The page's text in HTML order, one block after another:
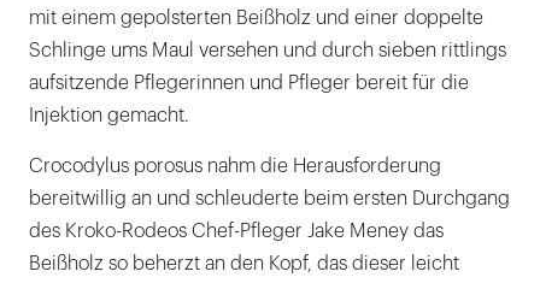
mit einem gepolsterten Beißholz und einer doppelte
Schlinge ums Maul versehen und durch sieben rittlings
aufsitzende Pflegerinnen und Pfleger bereit für die
Injektion gemacht.
Crocodylus porosus nahm die Herausforderung
bereitwillig an und schleuderte beim ersten Durchgang
des Kroko-Rodeos Chef-Pfleger Jake Meney das
Beißholz so beherzt an den Kopf, das dieser leicht